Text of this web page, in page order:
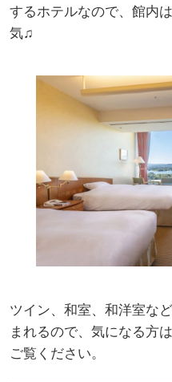
するホテルなので、館内
気♫
ツイン、和室、和洋室な
まれるので、気になる方
ご覧ください。